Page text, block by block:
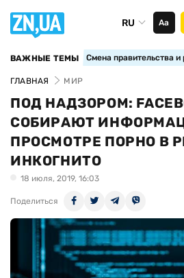
RU Аа
ВАЖНЫЕ ТЕМЫ Смена правительства
ГЛАВНАЯ МИР
ПОД НАДЗОРОМ:
СОБИРАЮТ
ПРОСМОТРЕ ПОРНО В
ИНКОГНИТО
18 июля, 2019, 16:03
Поделиться